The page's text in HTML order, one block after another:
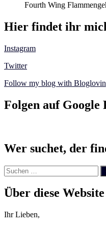
Fourth Wing
Hier findet ihr
Instagram
Twitter
Follow my blog with Bloglovin
Folgen auf Google
Wer suchet, der
Suchen
nach:
Über diese Website
Ihr Lieben,